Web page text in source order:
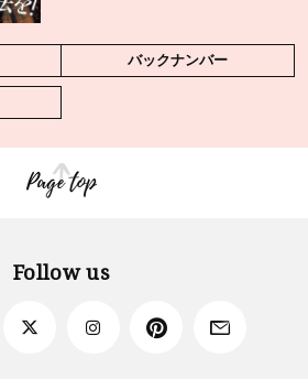
バックナンバー
Page top
Follow us